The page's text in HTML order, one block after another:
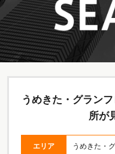
うめきた・グラン
所が
エリア うめきた・